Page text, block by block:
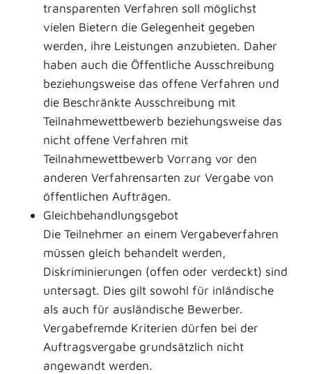
transparenten Verfahren soll möglichst
vielen Bietern die Gelegenheit gegeben
werden, ihre Leistungen anzubieten. Daher
haben auch die Öffentliche Ausschreibung
beziehungsweise das offene Verfahren und
die Beschränkte Ausschreibung mit
Teilnahmewettbewerb beziehungsweise das
nicht offene Verfahren mit
Teilnahmewettbewerb Vorrang vor den
anderen Verfahrensarten zur Vergabe von
öffentlichen Aufträgen.
Gleichbehandlungsgebot
Die Teilnehmer an einem Vergabeverfahren
müssen gleich behandelt werden,
Diskriminierungen (offen oder verdeckt) sind
untersagt. Dies gilt sowohl für inländische
als auch für ausländische Bewerber.
Vergabefremde Kriterien dürfen bei der
Auftragsvergabe grundsätzlich nicht
angewandt werden.